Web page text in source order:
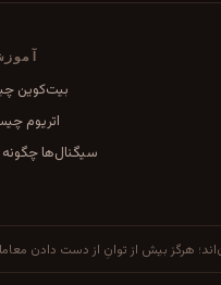
بیت‌کوین
اتریوم
سیگنال‌ها چگونه
از دست دادن معامله نکنید. داده‌ها هر ۶۰